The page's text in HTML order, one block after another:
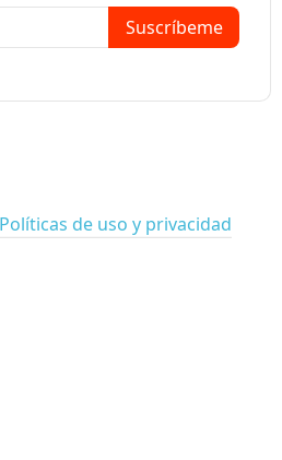
Suscríbeme
Políticas de uso y privacidad